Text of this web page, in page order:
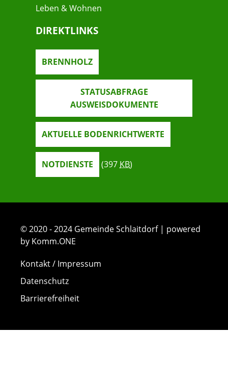
Leben & Wohnen
DIREKTLINKS
BRENNHOLZ
STATUSABFRAGE
AUSWEISDOKUMENTE
AKTUELLE BODENRICHTWERTE
NOTDIENSTE (397 KB)
© 2020 - 2024 Gemeinde Schlaitdorf | powered
by Komm.ONE
Kontakt / Impressum
Datenschutz
Barrierefreiheit